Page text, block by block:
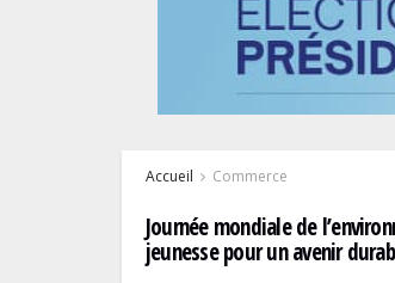
Accueil Commerce
Journée mondiale de
jeunesse pour un avenir